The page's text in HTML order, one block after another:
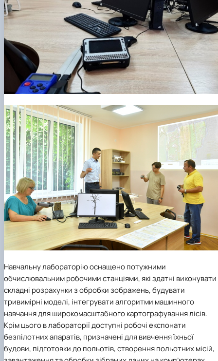
Навчальну лабораторію оснащено потужними
обчислювальним робочими станціями, які здатні виконувати
складні розрахунки з обробки зображень, будувати
тривимірні моделі, інтегрувати алгоритми машинного
навчання для широкомасштабного картографування лісів.
Крім цього в лабораторії доступні робочі експонати
безпілотних апаратів, призначені для вивчення їхньої
будови, підготовки до польотів, створення польотних місій,